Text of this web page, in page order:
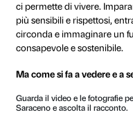
quello che ci
viviamo, gli oggetti
imparare nuovi
Le opere di Tomás